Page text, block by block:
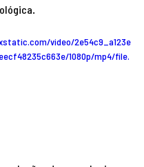
video/2e54c9_a123e
1080p/mp4/file.